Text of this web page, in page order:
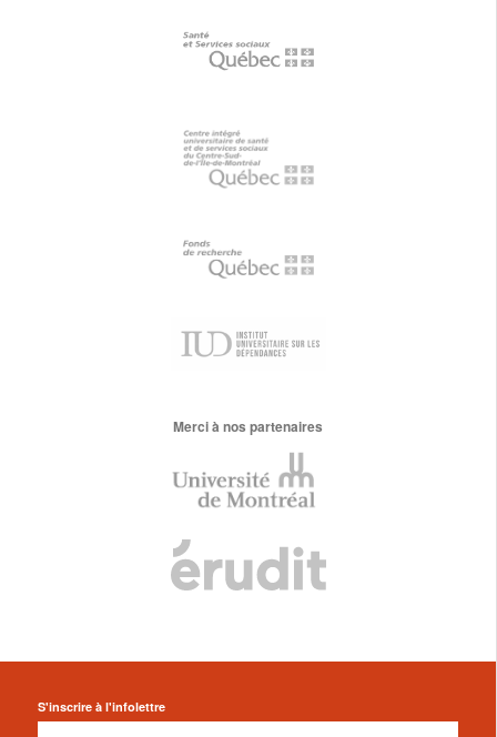
Merci à nos partenaires
S'inscrire à l'infolettre